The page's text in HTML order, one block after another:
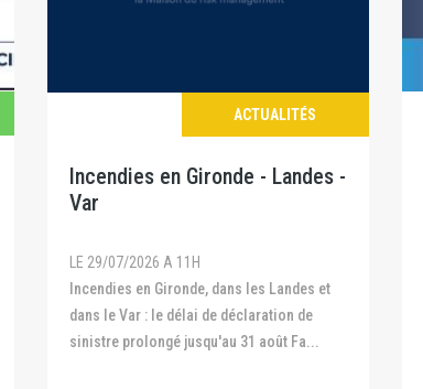
ACTUALITÉS
Incendies en Gironde - Landes -
Var
LE 29/07/2026 A 11H
dans le Var : le délai de déclaration de
sinistre prolongé jusqu'au 31 août Fa...